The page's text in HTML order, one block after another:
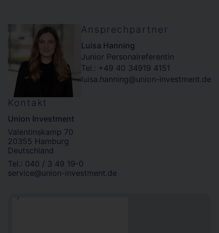
Ansprechpartner
Luisa Hanning
Junior Personalreferentin
Tel.: +49 40 34919 4151
luisa.hanning@union-investment.de
Kontakt
Union Investment
Valentinskamp 70
20355 Hamburg
Deutschland
Tel.: 040 / 3 49 19-0
service@union-investment.de